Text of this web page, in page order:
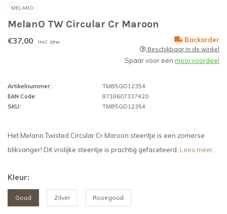
MELANO
MelanO TW Circular Cr Maroon
€37,00 Incl. btw Backorder
Beschikbaar in de winkel
Spaar voor een mooi voordeel
Artikelnummer:
TMB5GD12354
EAN Code:
8718607337420
SKU:
TMB5GD12354
Het Melano Twisted Circular Cr Maroon steentje is een zomerse
blikvanger! Dit vrolijke steentje is prachtig gefaceteerd. Lees meer..
Kleur:
Goud Zilver Rosegoud